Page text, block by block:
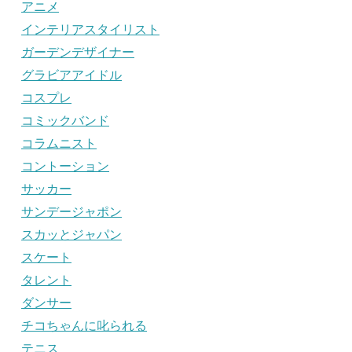
アニメ
インテリアスタイリスト
ガーデンデザイナー
グラビアアイドル
コスプレ
コミックバンド
コラムニスト
コントーション
サッカー
サンデージャポン
スカッとジャパン
スケート
タレント
ダンサー
チコちゃんに叱られる
テニス